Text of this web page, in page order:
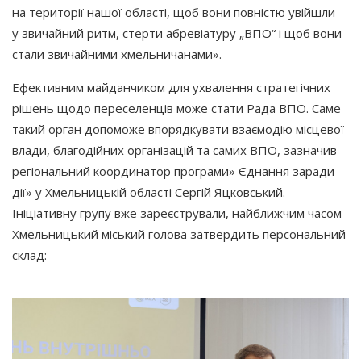
на території нашої області, щоб вони повністю увійшли
у звичайний ритм, стерти абревіатуру „ВПО“ і щоб вони
стали звичайними хмельничанами».
Ефективним майданчиком для ухвалення стратегічних
рішень щодо переселенців може стати Рада ВПО. Саме
такий орган допоможе впорядкувати взаємодію місцевої
влади, благодійних організацій та самих ВПО, зазначив
регіональний координатор програми» Єднання заради
дії» у Хмельницькій області Сергій Яцковський.
Ініціативну групу вже зареєстрували, найближчим часом
Хмельницький міський голова затвердить персональний
склад: